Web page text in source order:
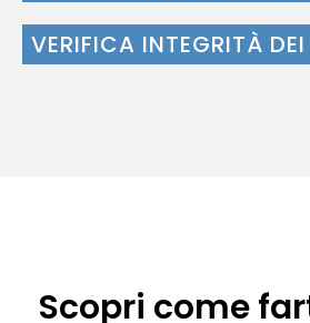
VERIFICA INTEGRITÀ
Scopri come